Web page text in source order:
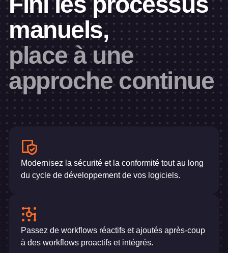
manuels,
place à une
approche continue
Modernisez la sécurité et la conformité tout au long
du cycle de développement de vos logiciels.
Passez de workflows réactifs et ajoutés après-coup
à des workflows proactifs et intégrés.